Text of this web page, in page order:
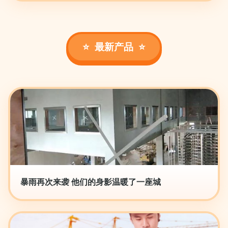
最新产品
暴雨再次来袭 他们的身影温暖了一座城